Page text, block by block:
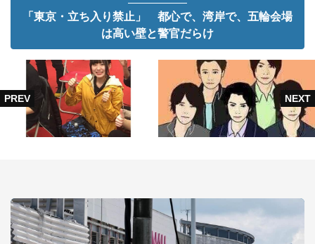
「東京・立ち入り禁止」 都心で、湾岸で、五輪会場
は高い壁と警官だらけ